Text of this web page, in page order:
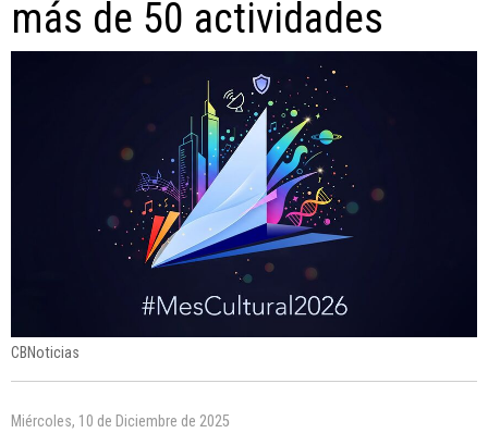
más de 50 actividades
CBNoticias
Miércoles, 10 de Diciembre de 2025